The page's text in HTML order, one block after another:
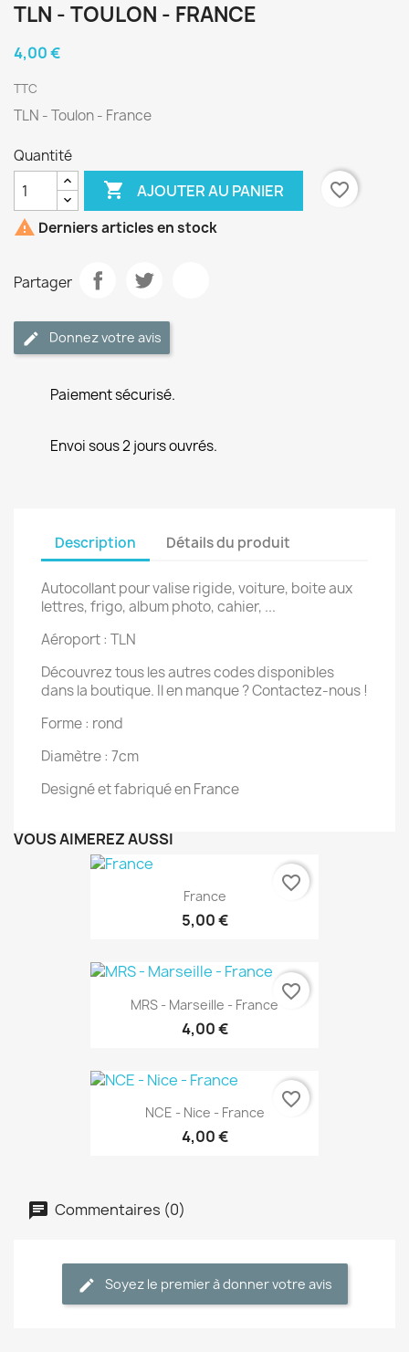
TLN - TOULON - FRANCE
4,00 €
TTC
TLN - Toulon - France
Quantité
 AJOUTER AU PANIER
favorite_border
 Derniers articles en stock
Partager
Donnez votre avis
Paiement sécurisé.
Envoi sous 2 jours ouvrés.
Description Détails du produit
Autocollant pour valise rigide, voiture, boite aux
lettres, frigo, album photo, cahier, ...
Aéroport : TLN
Découvrez tous les autres codes disponibles
dans la boutique. Il en manque ? Contactez-nous !
Forme : rond
Diamètre : 7cm
Designé et fabriqué en France
VOUS AIMEREZ AUSSI
France
5,00 €
favorite_border
MRS - Marseille - France
4,00 €
favorite_border
NCE - Nice - France
4,00 €
favorite_border
Commentaires (0)
Soyez le premier à donner votre avis